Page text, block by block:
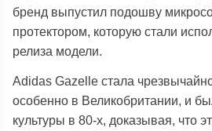
бренд выпустил подошву
протектором, которую стали
релиза модели.
Adidas Gazelle стала
особенно в Великобритании, и
культуры в 80-х, доказывая, что